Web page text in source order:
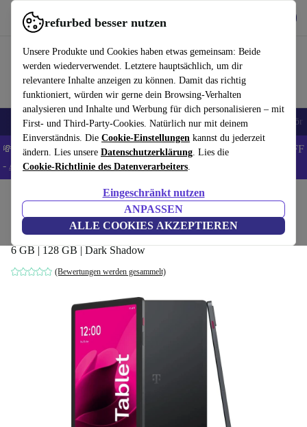
refurbed besser nutzen
Unsere Produkte und Cookies haben etwas gemeinsam: Beide
werden wiederverwendet. Letztere hauptsächlich, um dir
relevantere Inhalte anzeigen zu können. Damit das richtig
funktioniert, würden wir gerne dein Browsing-Verhalten
analysieren und Inhalte und Werbung für dich personalisieren – mit
First- und Third-Party-Cookies. Natürlich nur mit deinem
Einverständnis. Die Cookie-Einstellungen kannst du jederzeit
ändern. Lies unsere Datenschutzerklärung. Lies die
Cookie-Richtlinie des Datenverarbeiters.
Eingeschränkt nutzen
ANPASSEN
ALLE COOKIES AKZEPTIEREN
refurbed schnell und einfach nutzen
🎒 Back to school Handys Laptops Tablets Smartwatches Zubehör
💸Spare 8% EXTRA auf MacBooks und iPads – Code: BACK8OFF
- AGB
Tablets
Telekom T Tablet | 10.4-Zoll
6 GB | 128 GB | Dark Shadow
(Bewertungen werden gesammelt)